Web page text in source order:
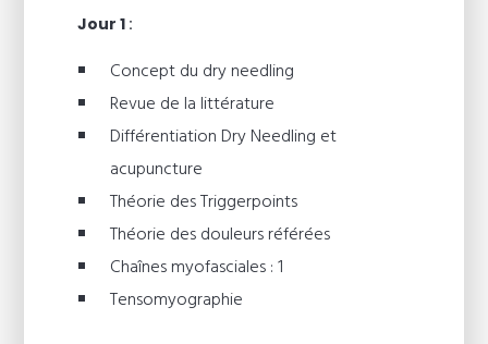
Jour 1:
Concept du dry needling
Revue de la littérature
Différentiation Dry Needling et
acupuncture
Théorie des Triggerpoints
Théorie des douleurs référées
Chaînes myofasciales : 1
Tensomyographie